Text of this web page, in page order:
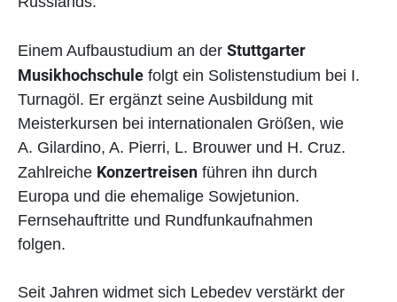
Einem Aufbaustudium an der Stuttgarter
Musikhochschule folgt ein Solistenstudium bei I.
Turnagöl. Er ergänzt seine Ausbildung mit
Meisterkursen bei internationalen Größen, wie
A. Gilardino, A. Pierri, L. Brouwer und H. Cruz.
Zahlreiche Konzertreisen führen ihn durch
Europa und die ehemalige Sowjetunion.
Fernsehauftritte und Rundfunkaufnahmen
folgen.
Seit Jahren widmet sich Lebedev verstärkt der